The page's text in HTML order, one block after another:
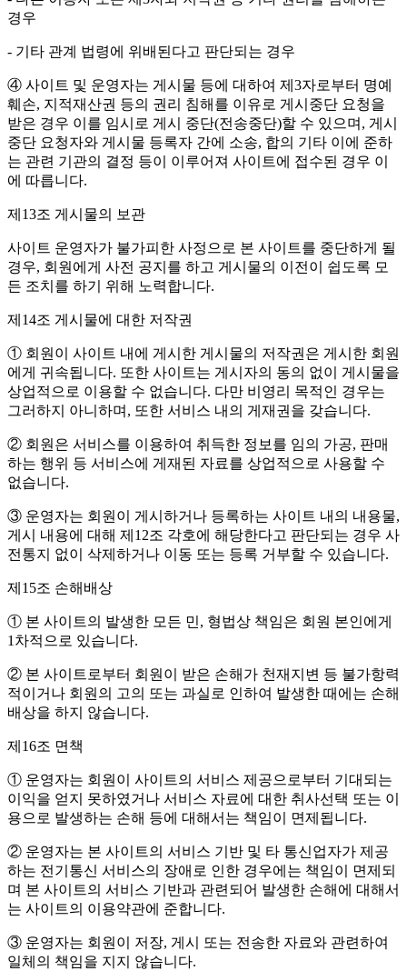
경우
- 기타 관계 법령에 위배된다고 판단되는 경우
④ 사이트 및 운영자는 게시물 등에 대하여 제3자로부터 명예
훼손, 지적재산권 등의 권리 침해를 이유로 게시중단 요청을
받은 경우 이를 임시로 게시 중단(전송중단)할 수 있으며, 게시
중단 요청자와 게시물 등록자 간에 소송, 합의 기타 이에 준하
는 관련 기관의 결정 등이 이루어져 사이트에 접수된 경우 이
에 따릅니다.
제13조 게시물의 보관
사이트 운영자가 불가피한 사정으로 본 사이트를 중단하게 될
경우, 회원에게 사전 공지를 하고 게시물의 이전이 쉽도록 모
든 조치를 하기 위해 노력합니다.
제14조 게시물에 대한 저작권
① 회원이 사이트 내에 게시한 게시물의 저작권은 게시한 회원
에게 귀속됩니다. 또한 사이트는 게시자의 동의 없이 게시물을
상업적으로 이용할 수 없습니다. 다만 비영리 목적인 경우는
그러하지 아니하며, 또한 서비스 내의 게재권을 갖습니다.
② 회원은 서비스를 이용하여 취득한 정보를 임의 가공, 판매
하는 행위 등 서비스에 게재된 자료를 상업적으로 사용할 수
없습니다.
③ 운영자는 회원이 게시하거나 등록하는 사이트 내의 내용물,
게시 내용에 대해 제12조 각호에 해당한다고 판단되는 경우 사
전통지 없이 삭제하거나 이동 또는 등록 거부할 수 있습니다.
제15조 손해배상
① 본 사이트의 발생한 모든 민, 형법상 책임은 회원 본인에게
1차적으로 있습니다.
② 본 사이트로부터 회원이 받은 손해가 천재지변 등 불가항력
적이거나 회원의 고의 또는 과실로 인하여 발생한 때에는 손해
배상을 하지 않습니다.
제16조 면책
① 운영자는 회원이 사이트의 서비스 제공으로부터 기대되는
이익을 얻지 못하였거나 서비스 자료에 대한 취사선택 또는 이
용으로 발생하는 손해 등에 대해서는 책임이 면제됩니다.
② 운영자는 본 사이트의 서비스 기반 및 타 통신업자가 제공
하는 전기통신 서비스의 장애로 인한 경우에는 책임이 면제되
며 본 사이트의 서비스 기반과 관련되어 발생한 손해에 대해서
는 사이트의 이용약관에 준합니다.
③ 운영자는 회원이 저장, 게시 또는 전송한 자료와 관련하여
일체의 책임을 지지 않습니다.